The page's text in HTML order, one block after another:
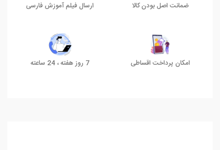
ضمانت اصل بودن کالا ارسال فیلم آموزش فارسی
امکان پرداخت اقساطی 7 روز هفته ، 24 ساعته